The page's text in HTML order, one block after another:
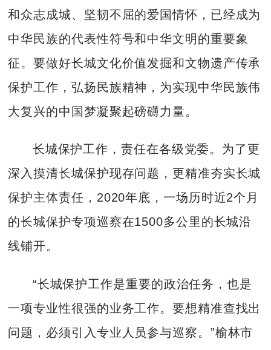
和众志成城、坚韧不屈的爱国情怀，已经成为
中华民族的代表性符号和中华文明的重要象
征。要做好长城文化价值发掘和文物遗产传承
保护工作，弘扬民族精神，为实现中华民族伟
大复兴的中国梦凝聚起磅礴力量。
长城保护工作，责任在各级党委。为了更
深入摸清长城保护现存问题，更精准夯实长城
保护主体责任，2020年底，一场历时近2个月
的长城保护专项巡察在1500多公里的长城沿
线铺开。
“长城保护工作是重要的政治任务，也是
一项专业性很强的业务工作。要想精准查找出
问题，必须引入专业人员参与巡察。”榆林市